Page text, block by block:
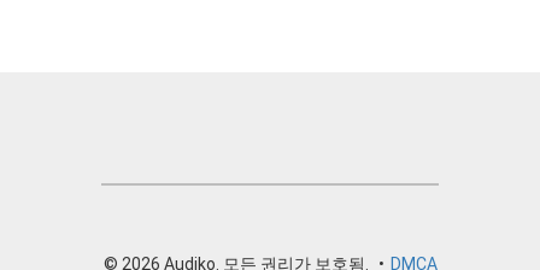
© 2026 Audiko. 모든 권리가 보호됨. • DMCA